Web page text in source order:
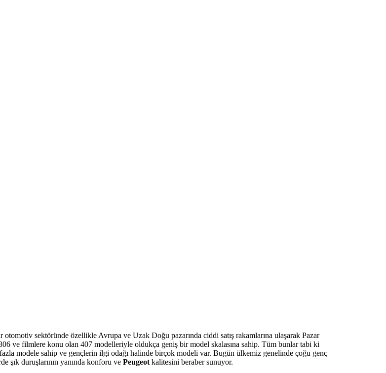
sektöründe özellikle Avrupa ve Uzak Doğu pazarında ciddi satış rakamlarına ulaşarak Pazar
ve filmlere konu olan 407 modelleriyle oldukça geniş bir model skalasına sahip. Tüm bunlar tabi ki
modele sahip ve gençlerin ilgi odağı halinde birçok modeli var. Bugün ülkemiz genelinde çoğu genç
şık duruşlarının yanında konforu ve Peugeotkalitesini beraber sunuyor.